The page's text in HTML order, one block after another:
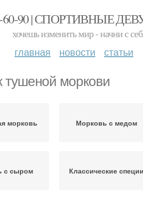
60-90 | СПОРТИВНЫЕ
хочешь изменить мир - начни с
главная новости статьи
тушеной моркови
морковь Морковь с медом
с сыром Классические специи